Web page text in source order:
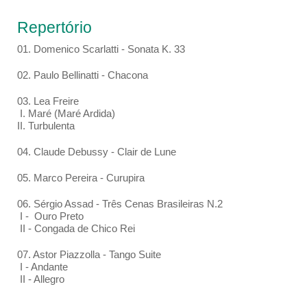
Repertório
01. Domenico Scarlatti - Sonata K. 33
02. Paulo Bellinatti - Chacona
03. Lea Freire
I. Maré (Maré Ardida)
II. Turbulenta
04. Claude Debussy - Clair de Lune
05. Marco Pereira - Curupira
06. Sérgio Assad - Três Cenas Brasileiras N.2
I - Ouro Preto
II - Congada de Chico Rei
07. Astor Piazzolla - Tango Suite
I - Andante
II - Allegro